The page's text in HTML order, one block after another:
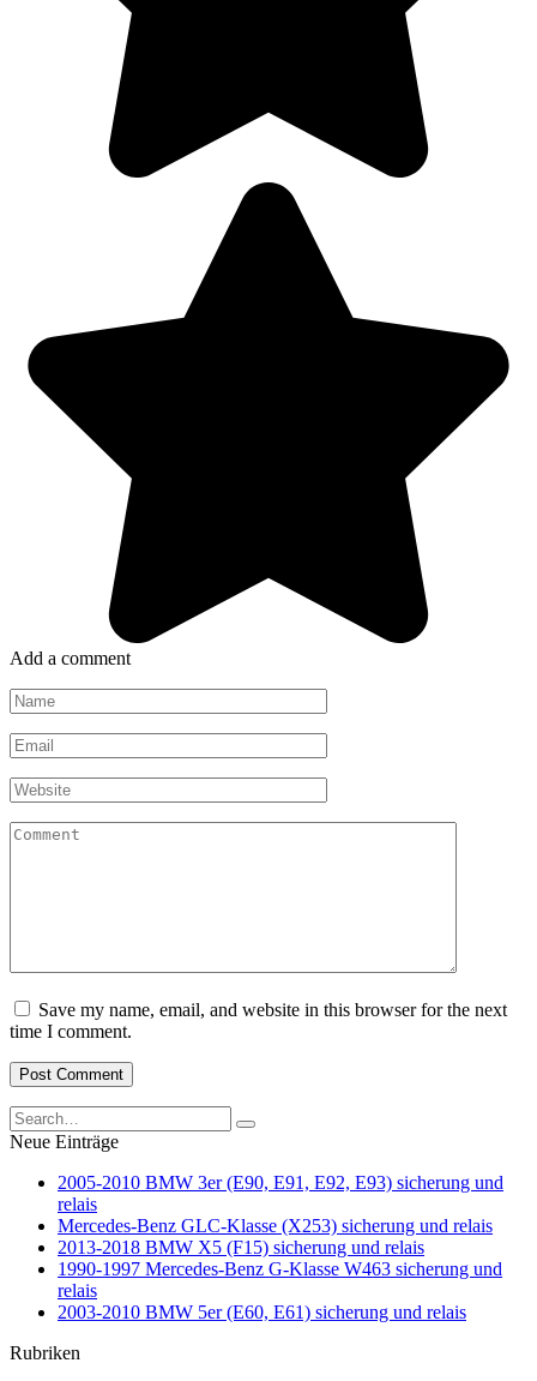
Add a comment
Name
*
Email
*
Website
Comment
Save my name, email, and website in this browser for the next
time I comment.
Search
for:
Neue Einträge
2005-2010 BMW 3er (E90, E91, E92, E93) sicherung und
relais
Mercedes-Benz GLC-Klasse (X253) sicherung und relais
2013-2018 BMW X5 (F15) sicherung und relais
1990-1997 Mercedes-Benz G-Klasse W463 sicherung und
relais
2003-2010 BMW 5er (E60, E61) sicherung und relais
Rubriken